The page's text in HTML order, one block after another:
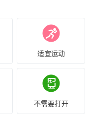
适宜运动
不需要打开